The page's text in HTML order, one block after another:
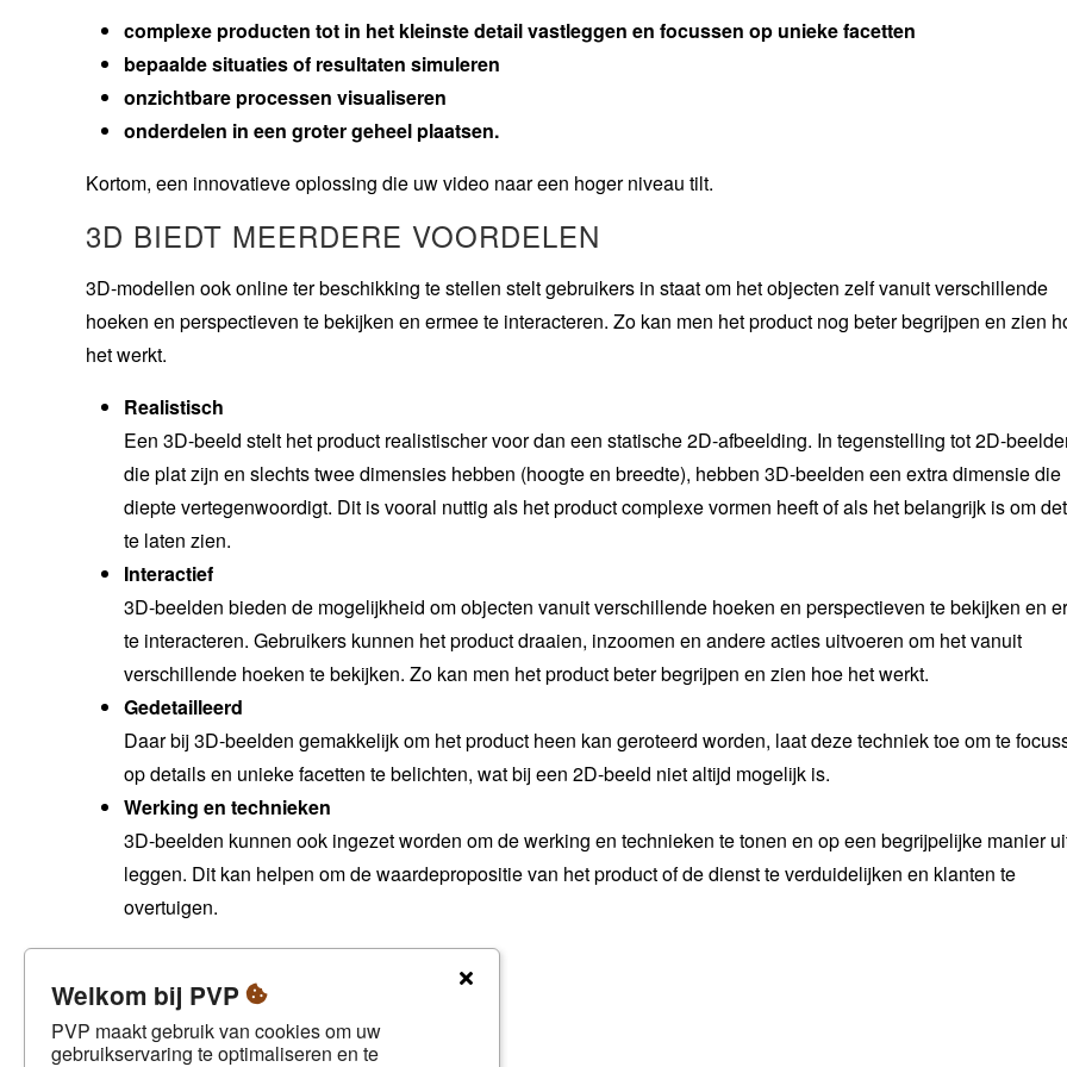
complexe producten tot in het kleinste detail vastleggen en focussen op unieke facetten
bepaalde situaties of resultaten simuleren
onzichtbare processen visualiseren
onderdelen in een groter geheel plaatsen.
Kortom, een innovatieve oplossing die uw video naar een hoger niveau tilt.
3D BIEDT MEERDERE VOORDELEN
3D-modellen ook online ter beschikking te stellen stelt gebruikers in staat om het objecten zelf vanuit verschillende
hoeken en perspectieven te bekijken en ermee te interacteren. Zo kan men het product nog beter begrijpen en zien
het werkt.
Realistisch
Een 3D-beeld stelt het product realistischer voor dan een statische 2D-afbeelding. In tegenstelling tot 2D-
die plat zijn en slechts twee dimensies hebben (hoogte en breedte), hebben 3D-beelden een extra dimensie die
diepte vertegenwoordigt. Dit is vooral nuttig als het product complexe vormen heeft of als het belangrijk is om
te laten zien.
Interactief
3D-beelden bieden de mogelijkheid om objecten vanuit verschillende hoeken en perspectieven te bekijken en
te interacteren. Gebruikers kunnen het product draaien, inzoomen en andere acties uitvoeren om het vanuit
verschillende hoeken te bekijken. Zo kan men het product beter begrijpen en zien hoe het werkt.
Gedetailleerd
Daar bij 3D-beelden gemakkelijk om het product heen kan geroteerd worden, laat deze techniek toe om te
op details en unieke facetten te belichten, wat bij een 2D-beeld niet altijd mogelijk is.
Werking en technieken
3D-beelden kunnen ook ingezet worden om de werking en technieken te tonen en op een begrijpelijke manier
leggen. Dit kan helpen om de waardepropositie van het product of de dienst te verduidelijken en klanten te
overtuigen.
Welkom bij PVP
PVP maakt gebruik van cookies om uw
gebruikservaring te optimaliseren en te